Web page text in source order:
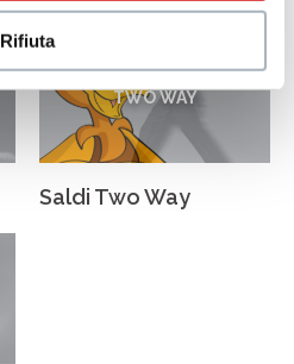
Rifiuta
TWO WAY
Saldi Two Way